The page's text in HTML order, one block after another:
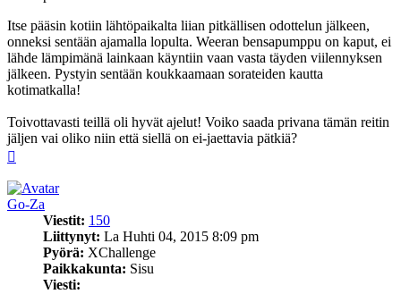
Itse pääsin kotiin lähtöpaikalta liian pitkällisen odottelun jälkeen,
onneksi sentään ajamalla lopulta. Weeran bensapumppu on kaput, ei
lähde lämpimänä lainkaan käyntiin vaan vasta täyden viilennyksen
jälkeen. Pystyin sentään koukkaamaan sorateiden kautta
kotimatkalla!
Toivottavasti teillä oli hyvät ajelut! Voiko saada privana tämän reitin
jäljen vai oliko niin että siellä on ei-jaettavia pätkiä?
Go-Za
Viestit: 150
Liittynyt: La Huhti 04, 2015 8:09 pm
Pyörä: XChallenge
Paikkakunta: Sisu
Viesti: